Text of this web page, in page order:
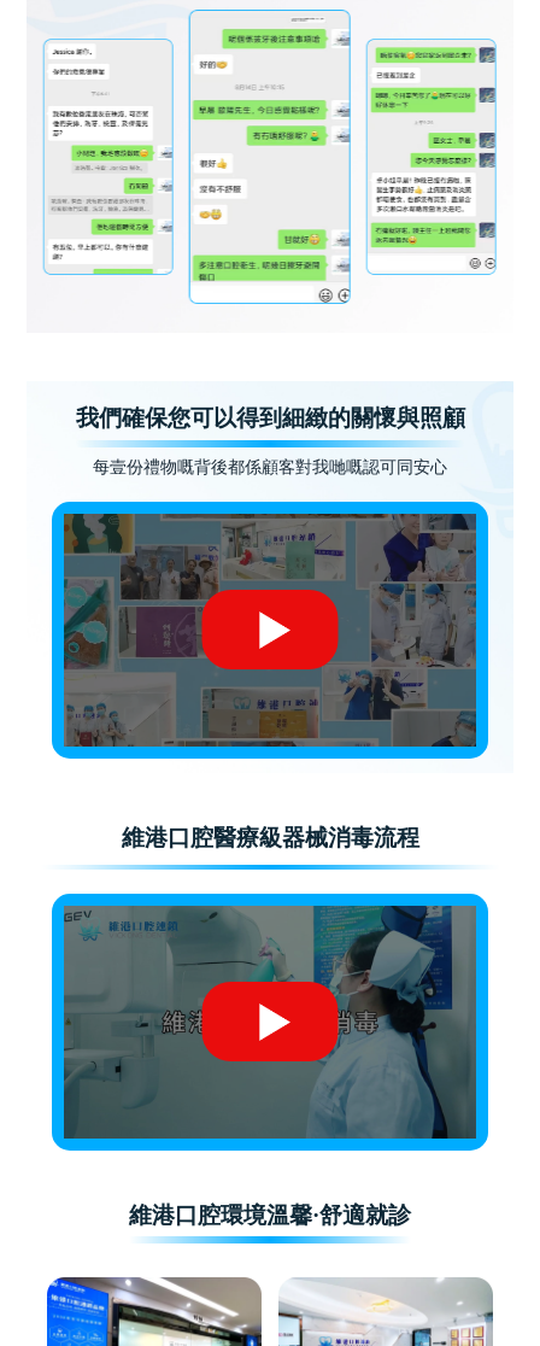
我們確保您可以得到細緻的關懷與照顧
每壹份禮物嘅背後都係顧客對我哋嘅認可同安心
維港口腔醫療級器械消毒流程
維港口腔環境溫馨·舒適就診